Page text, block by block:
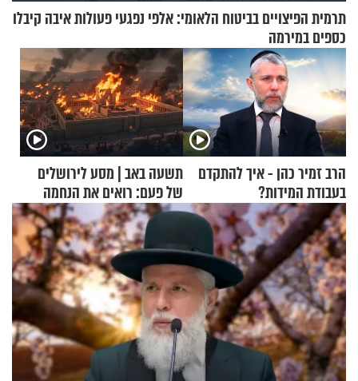
תרמית הפיצויים בביטוח הלאומי: אלפי נפגעי פעולות איבה קיבלו
כספים במירמה
הרב זמיר כהן - איך להתקדם
בעבודת המידות?
תשעה באב | מסע לירושלים
של פעם: רואים את הנחמה